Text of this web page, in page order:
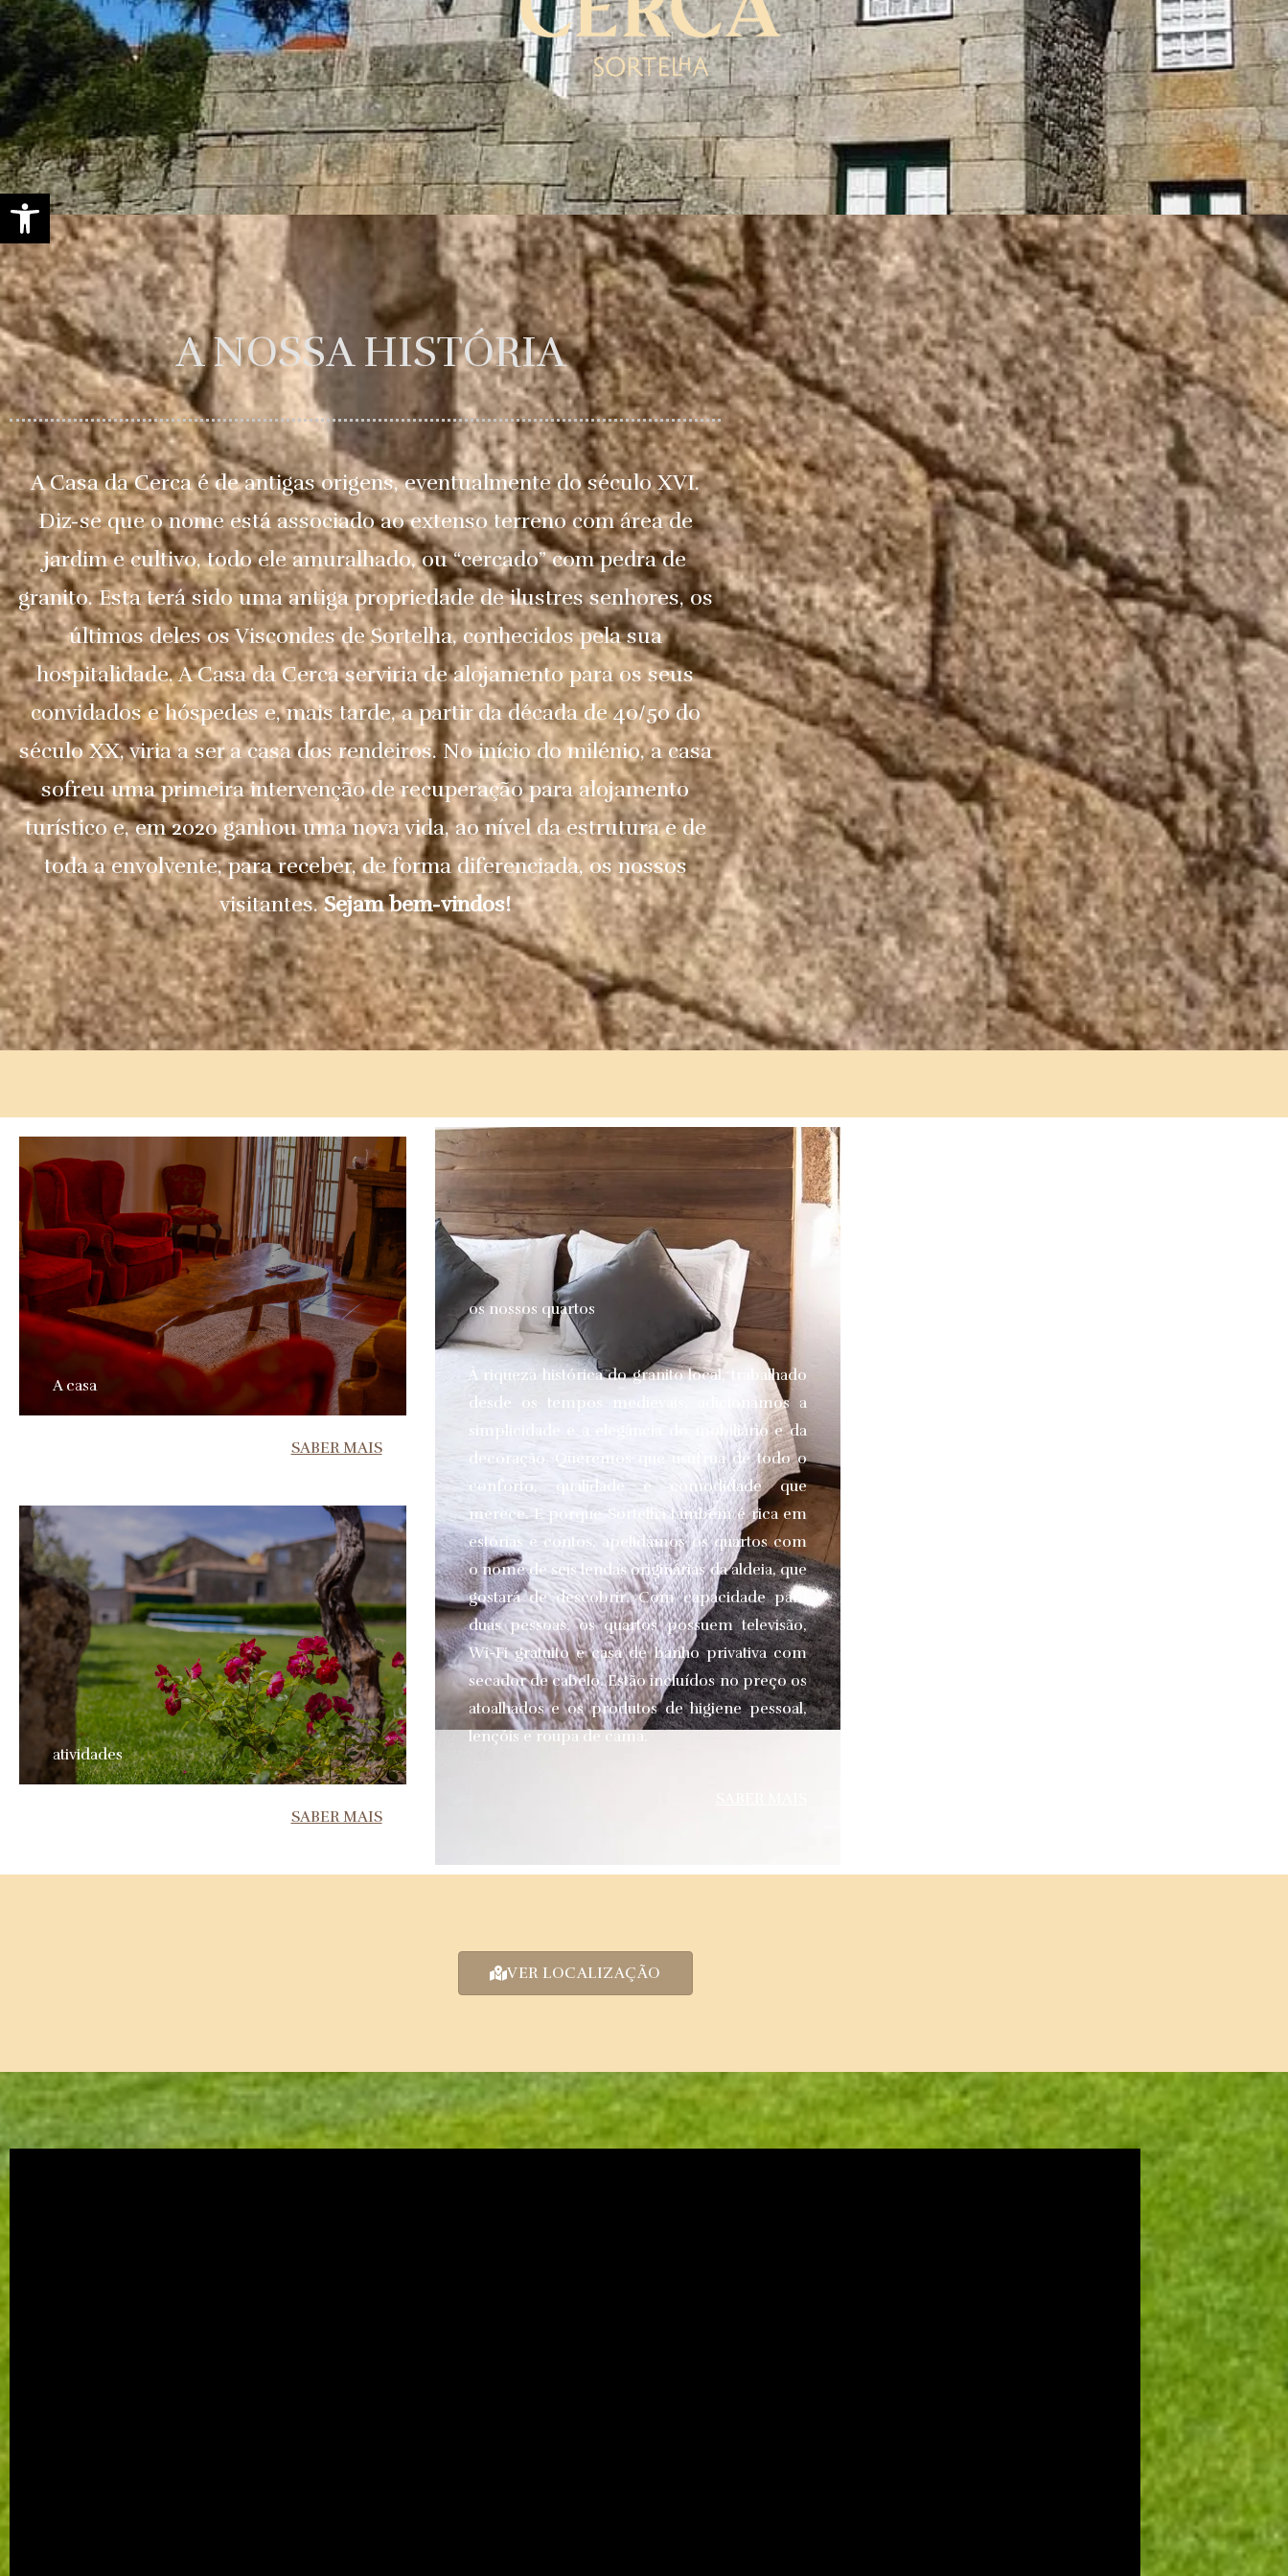
Open toolbar
A NOSSA HISTÓRIA
A Casa da Cerca é de antigas origens, eventualmente do século XVI.
Diz-se que o nome está associado ao extenso terreno com área de
jardim e cultivo, todo ele amuralhado, ou “cercado” com pedra de
granito. Esta terá sido uma antiga propriedade de ilustres senhores, os
últimos deles os Viscondes de Sortelha, conhecidos pela sua
hospitalidade. A Casa da Cerca serviria de alojamento para os seus
convidados e hóspedes e, mais tarde, a partir da década de 40/50 do
século XX, viria a ser a casa dos rendeiros. No início do milénio, a casa
sofreu uma primeira intervenção de recuperação para alojamento
turístico e, em 2020 ganhou uma nova vida, ao nível da estrutura e de
toda a envolvente, para receber, de forma diferenciada, os nossos
visitantes.Sejam bem-vindos!
A casa
SABER MAIS
atividades
SABER MAIS
os nossos quartos
À riqueza histórica do granito local, trabalhado
desde os tempos medievais, adicionamos a
simplicidade e a elegância do mobiliário e da
decoração. Queremos que usufrua de todo o
conforto, qualidade e comodidade que
merece.E porque Sortelha também é rica em
estórias e contos, apelidámos os quartos com
o nome de seis lendas originárias da aldeia, que
gostará de descobrir. Com capacidade para
duas pessoas, os quartos possuem televisão,
Wi-Fi gratuito e casa de banho privativa com
secador de cabelo. Estão incluídos no preço os
atoalhados e os produtos de higiene pessoal,
lençóis e roupa de cama.
VER LOCALIZAÇÃO